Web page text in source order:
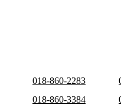
018-860-2283
018-860-3384